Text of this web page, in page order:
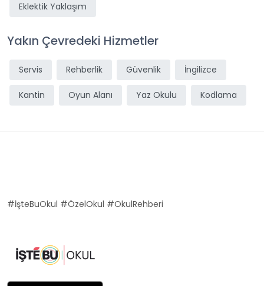
Eklektik Yaklaşım
Yakın Çevredeki Hizmetler
Servis Rehberlik Güvenlik İngilizce
Kantin Oyun Alanı Yaz Okulu Kodlama
#İşteBuOkul #ÖzelOkul #OkulRehberi